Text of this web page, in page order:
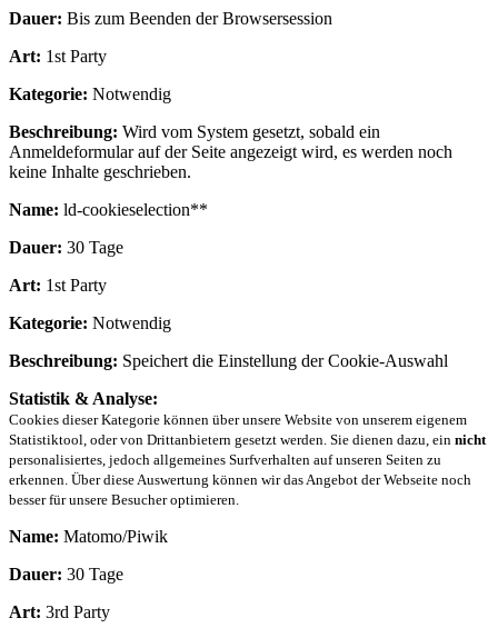
Dauer: Bis zum Beenden der Browsersession
Art: 1st Party
Kategorie: Notwendig
Beschreibung: Wird vom System gesetzt, sobald ein
Anmeldeformular auf der Seite angezeigt wird, es werden noch
keine Inhalte geschrieben.
Name: ld-cookieselection**
Dauer: 30 Tage
Art: 1st Party
Kategorie: Notwendig
Beschreibung: Speichert die Einstellung der Cookie-Auswahl
Statistik & Analyse:
Cookies dieser Kategorie können über unsere Website von unserem eigenem
Statistiktool, oder von Drittanbietern gesetzt werden. Sie dienen dazu, ein nicht
personalisiertes, jedoch allgemeines Surfverhalten auf unseren Seiten zu
erkennen. Über diese Auswertung können wir das Angebot der Webseite noch
besser für unsere Besucher optimieren.
Name: Matomo/Piwik
Dauer: 30 Tage
Art: 3rd Party